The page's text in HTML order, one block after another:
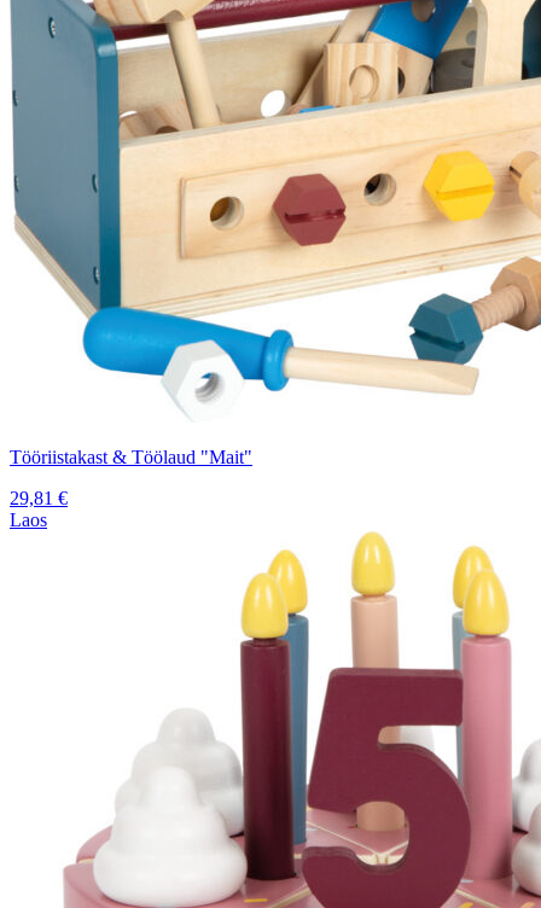
Tööriistakast & Töölaud "Mait"
29,81 €
Laos